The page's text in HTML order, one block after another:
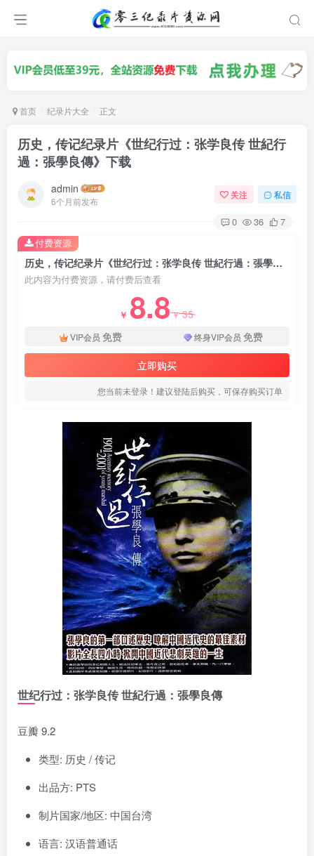
首页 纪录片大全 正文
历史，传记纪录片《世纪行过：张学良传 世紀行
過：張學良傳》下载
admin
6个月前发布
关注 私信
0 36 7
历史，传记纪录片《世纪行过：张学良传 世紀行過：張學良傳》下载
此内容为付费资源，请付费后查看
￥ 8.8￥35
VIP会员 免费 终身VIP会员 免费
立即购买
您当前未登录！建议登陆后购买，可保存购买订单
付费资源
世纪行过：张学良传 世紀行過：張學良傳
豆瓣 9.2
类型: 历史 / 传记
出品方: PTS
制片国家/地区: 中国台湾
语言: 汉语普通话